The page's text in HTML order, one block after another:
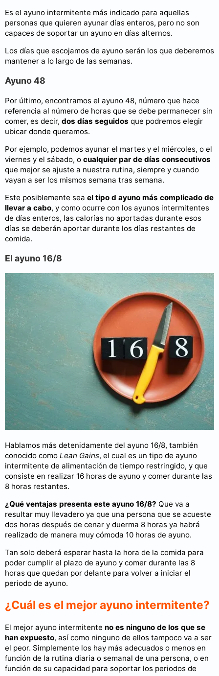
Es el ayuno intermitente más indicado para aquellas
personas que quieren ayunar días enteros, pero no son
capaces de soportar un ayuno en días alternos.
Los días que escojamos de ayuno serán los que deberemos
mantener a lo largo de las semanas.
Ayuno 48
Por último, encontramos el ayuno 48, número que hace
referencia al número de horas que se debe permanecer sin
comer, es decir, dos días seguidos que podremos elegir
ubicar donde queramos.
Por ejemplo, podemos ayunar el martes y el miércoles, o el
viernes y el sábado, o cualquier par de días consecutivos
que mejor se ajuste a nuestra rutina, siempre y cuando
vayan a ser los mismos semana tras semana.
Este posiblemente sea el tipo d ayuno más complicado de
llevar a cabo, y como ocurre con los ayunos intermitentes
de días enteros, las calorías no aportadas durante esos
días se deberán aportar durante los días restantes de
comida.
El ayuno 16/8
Hablamos más detenidamente del ayuno 16/8, también
conocido como Lean Gains, el cual es un tipo de ayuno
intermitente de alimentación de tiempo restringido, y que
consiste en realizar 16 horas de ayuno y comer durante las
8 horas restantes.
¿Qué ventajas presenta este ayuno 16/8? Que va a
resultar muy llevadero ya que una persona que se acueste
dos horas después de cenar y duerma 8 horas ya habrá
realizado de manera muy cómoda 10 horas de ayuno.
Tan solo deberá esperar hasta la hora de la comida para
poder cumplir el plazo de ayuno y comer durante las 8
horas que quedan por delante para volver a iniciar el
periodo de ayuno.
¿Cuál es el mejor ayuno intermitente?
El mejor ayuno intermitente no es ninguno de los que se
han expuesto, así como ninguno de ellos tampoco va a ser
el peor. Simplemente los hay más adecuados o menos en
función de la rutina diaria o semanal de una persona, o en
función de su capacidad para soportar los periodos de